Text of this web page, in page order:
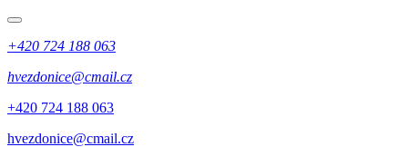
+420 724 188 063
hvezdonice@cmail.cz
+420 724 188 063
hvezdonice@cmail.cz